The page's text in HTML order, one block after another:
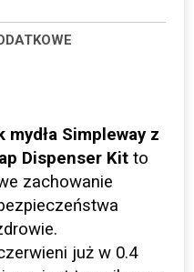
Simpleway z
Dispenser Kit to
zachowanie
już w 0.4